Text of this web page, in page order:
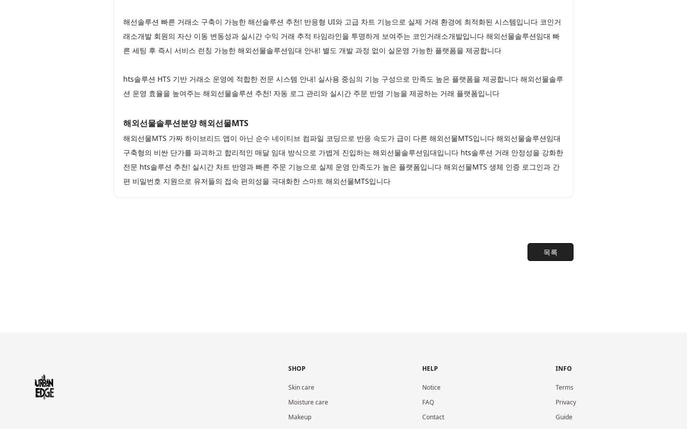
해선솔루션 빠른 거래소 구축이 가능한 해선솔루션 추천! 반응형 UI와 고급 차트 기능으로 실제 거래 환경에 최적화된 시스템입니다 코인거
래소개발 회원의 자산 이동 변동성과 실시간 수익 거래 추적 타임라인을 투명하게 보여주는 코인거래소개발입니다 해외선물솔루션임대 빠
른 세팅 후 즉시 서비스 런칭 가능한 해외선물솔루션임대 안내! 별도 개발 과정 없이 실운영 가능한 플랫폼을 제공합니다
hts솔루션 HTS 기반 거래소 운영에 적합한 전문 시스템 안내! 실사용 중심의 기능 구성으로 만족도 높은 플랫폼을 제공합니다 해외선물솔루
션 운영 효율을 높여주는 해외선물솔루션 추천! 자동 로그 관리와 실시간 주문 반영 기능을 제공하는 거래 플랫폼입니다
해외선물솔루션분양 해외선물MTS
해외선물MTS 가짜 하이브리드 앱이 아닌 순수 네이티브 컴파일 코딩으로 반응 속도가 급이 다른 해외선물MTS입니다 해외선물솔루션임대
구축형의 비싼 단가를 파괴하고 합리적인 매달 임대 방식으로 가볍게 진입하는 해외선물솔루션임대입니다 hts솔루션 거래 안정성을 강화한
전문 hts솔루션 추천! 실시간 차트 반영과 빠른 주문 기능으로 실제 운영 만족도가 높은 플랫폼입니다 해외선물MTS 생체 인증 로그인과 간
편 비밀번호 지원으로 유저들의 접속 편의성을 극대화한 스마트 해외선물MTS입니다
목록
SHOP
Skin care
Moisture care
Makeup
HELP
Notice
FAQ
Contact
INFO
Terms
Privacy
Guide